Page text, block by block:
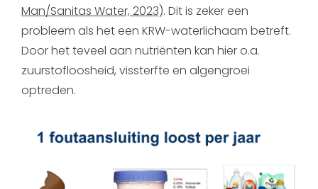
Man/Sanitas Water, 2023). Dit is zeker een
probleem als het een KRW-waterlichaam betreft.
Door het teveel aan nutriënten kan hier o.a.
zuurstofloosheid, vissterfte en algengroei
optreden.